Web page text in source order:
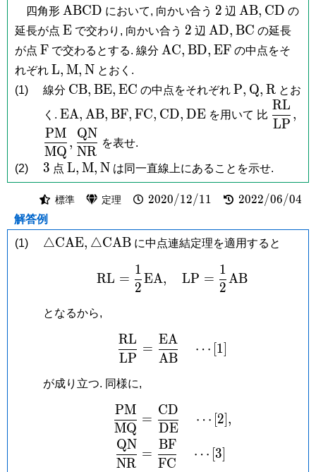
四角形 \mathrm{ABCD}
ABCD において, 向かい合う 2
2 辺 AB, CD の
延長が点 \mathrm
E
E で交わり, 向かい合う 2
2 辺 \mathrm{AD},
AD, BC の延長
が点 \mathrm
F
F で交わるとする. 線分 \mathrm{AC},
AC, \mathrm{BD},
BD, \mathrm{EF}
EF の中点をそ
れぞれ \mathrm
L,
L, \mathrm
M,
M, \mathrm
N
N とおく.
(1)
線分 \mathrm{CB},
CB, \mathrm{BE},
BE, \mathrm{EC}
EC の中点をそれぞれ \mathrm
P, \mathrm
Q,
R
R とお
く. \mathrm{EA},
EA, \mathrm{AB},
AB, \mathrm{BF},
BF, \mathrm{FC},
FC, \mathrm{CD},
CD, \mathrm{DE}
DE を用いて 比
LP
RL
,
MQ
PM
, \dfrac{\mathrm{QN}}
{\mathrm{NR}}
NR
QN
を表せ.
(2) 3
3 点 \mathrm
L,
L, \mathrm
M,
M, \mathrm
N
N は同一直線上にあることを示せ.
標準 定理 2020/12/11
2020/12/11 2022/06/04
2022/06/04
解答例
(1)
\triangle\mathrm{CAE},
△CAE, \triangle\mathrm{CAB}
△CAB に中点連結定理を適用すると
\mathrm{RL} =
RL =
2
1
EA, LP =
2
1
AB
となるから,
LP
RL
=
AB
EA
⋯ 1
が成り立つ. 同様に,
\begin{aligned}
MQ
PM
NR
QN
=
DE
CD
⋯ 2 ,
=
FC
BF
⋯ [3